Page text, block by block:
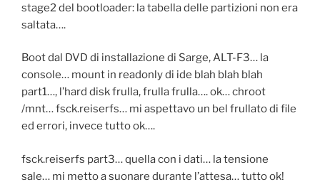
stage2 del bootloader: la tabella delle partizioni non era
saltata….
Boot dal DVD di installazione di Sarge, ALT-F3… la
console… mount in readonly di ide blah blah blah
part1…, l’hard disk frulla, frulla frulla…. ok… chroot
/mnt… fsck.reiserfs… mi aspettavo un bel frullato di file
ed errori, invece tutto ok….
fsck.reiserfs part3… quella con i dati… la tensione
sale… mi metto a suonare durante l’attesa… tutto ok!